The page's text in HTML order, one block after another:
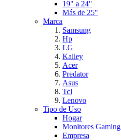
19" a 24"
Más de 25"
Marca
Samsung
Hp
LG
Kalley
Acer
Predator
Asus
Tcl
Lenovo
Tipo de Uso
Hogar
Monitores Gaming
Empresa